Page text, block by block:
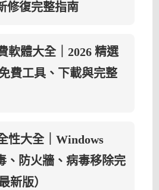
修復完整指南
軟體大全｜2026 精選
費工具、下載與完整
性大全｜Windows
、防火牆、病毒移除完
新版）